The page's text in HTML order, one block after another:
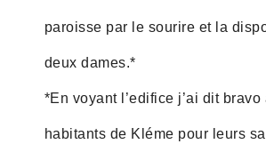
paroisse par le sourire et la
deux dames.*
*En voyant l’edifice j’ai dit bravo
habitants de Kléme pour leurs